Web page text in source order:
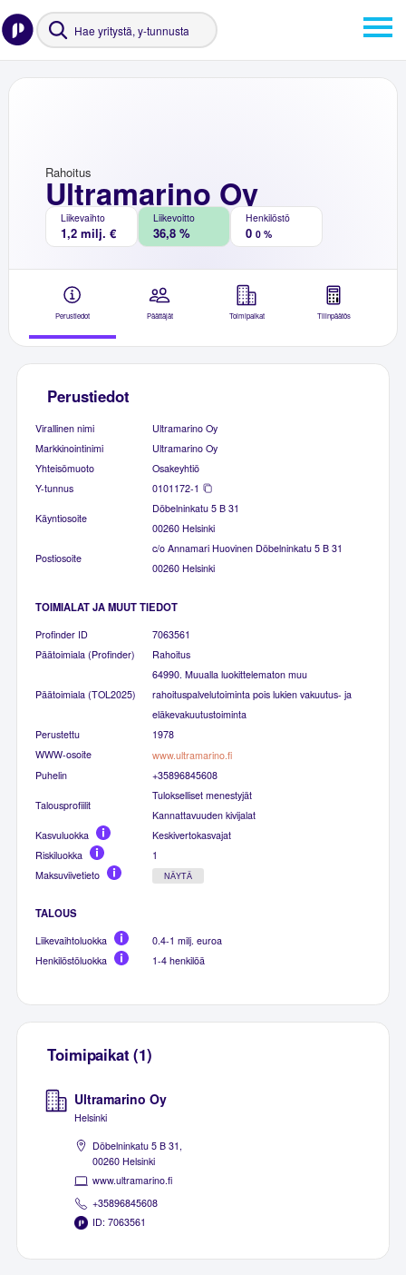
Ultramarino Oy
Rahoitus
Liikevaihto
1,2 milj. €
Liikevoitto
36,8 %
Henkilöstö
0 0 %
Perustiedot Päättäjät Toimipaikat Tilinpäätös
Perustiedot
Virallinen nimi
Ultramarino Oy
Markkinointinimi
Ultramarino Oy
Yhteisömuoto
Osakeyhtiö
Y-tunnus
0101172-1
Käyntiosoite
Döbelninkatu 5 B 31
00260 Helsinki
Postiosoite
c/o Annamari Huovinen Döbelninkatu 5 B 31
00260 Helsinki
TOIMIALAT JA MUUT TIEDOT
Profinder ID
7063561
Päätoimiala (Profinder)
Rahoitus
Päätoimiala (TOL2025)
64990. Muualla luokittelematon muu
rahoituspalvelutoiminta pois lukien vakuutus- ja
eläkevakuutustoiminta
Perustettu
1978
WWW-osoite
www.ultramarino.fi
Puhelin
+35896845608
Talousprofiilit
Tulokselliset menestyjät
Kannattavuuden kivijalat
Kasvuluokka
Keskivertokasvajat
Riskiluokka
1
Maksuviivetieto
NÄYTÄ
TALOUS
Liikevaihtoluokka
0.4-1 milj. euroa
Henkilöstöluokka
1-4 henkilöä
Toimipaikat (1)
Ultramarino Oy
Helsinki
Döbelninkatu 5 B 31,
00260 Helsinki
www.ultramarino.fi
+35896845608
ID: 7063561